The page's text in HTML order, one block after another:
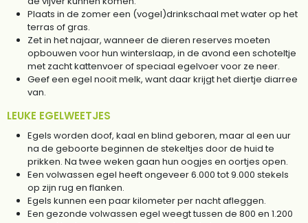
Plaats in de zomer een (vogel)drinkschaal met water op het
terras of gras.
Zet in het najaar, wanneer de dieren reserves moeten
opbouwen voor hun winterslaap, in de avond een schoteltje
met zacht kattenvoer of speciaal egelvoer voor ze neer.
Geef een egel nooit melk, want daar krijgt het diertje diarree
van.
LEUKE EGELWEETJES
Egels worden doof, kaal en blind geboren, maar al een uur
na de geboorte beginnen de stekeltjes door de huid te
prikken. Na twee weken gaan hun oogjes en oortjes open.
Een volwassen egel heeft ongeveer 6.000 tot 9.000 stekels
op zijn rug en flanken.
Egels kunnen een paar kilometer per nacht afleggen.
Een gezonde volwassen egel weegt tussen de 800 en 1.200